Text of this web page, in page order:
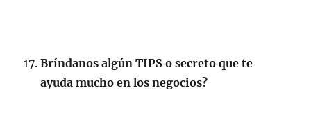
Bríndanos algún TIPS o secreto que te
ayuda mucho en los negocios?